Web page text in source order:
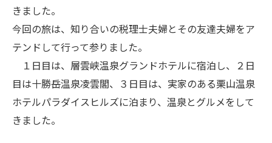
きました。
今回の旅は、知り合いの税理士夫婦とその友達夫婦をア
テンドして行って参りました。
１日目は、層雲峡温泉グランドホテルに宿泊し、２日
目は十勝岳温泉凌雲閣、３日目は、実家のある栗山温泉
ホテルパラダイスヒルズに泊まり、温泉とグルメをして
きました。